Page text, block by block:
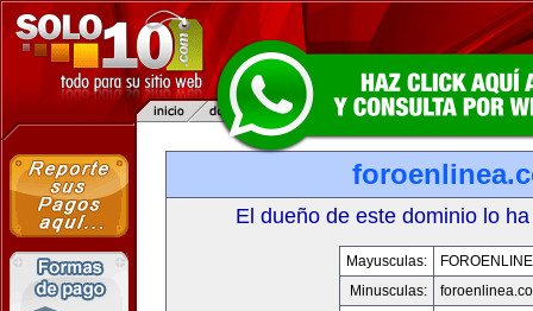
El dueño de este dominio lo
Mayusculas:
Minusculas: